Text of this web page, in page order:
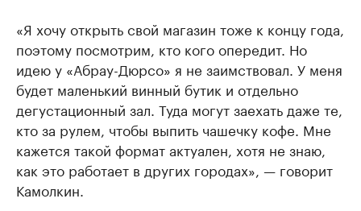
«Я хочу открыть свой магазин тоже к концу года,
поэтому посмотрим, кто кого опередит. Но
идею у «Абрау-Дюрсо» я не заимствовал. У меня
будет маленький винный бутик и отдельно
дегустационный зал. Туда могут заехать даже те,
кто за рулем, чтобы выпить чашечку кофе. Мне
кажется такой формат актуален, хотя не знаю,
как это работает в других городах», — говорит
Камолкин.